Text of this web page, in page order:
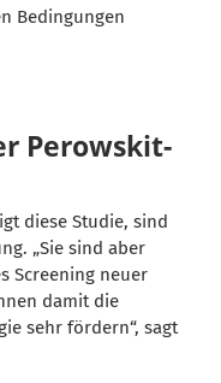
Bedingungen
Perowskit-
diese Studie, sind
„Sie sind aber
Screening neuer
damit die
sehr fördern“, sagt